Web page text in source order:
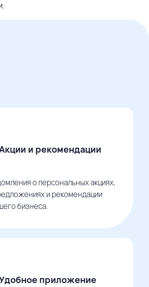
и рекомендации
о персональных акциях,
и рекомендации
бизнеса.
приложение